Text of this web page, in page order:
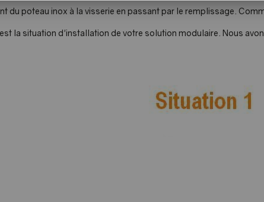
du poteau inox à la visserie en passant par le remplissage.
la situation d'installation de votre solution modulaire. Nous